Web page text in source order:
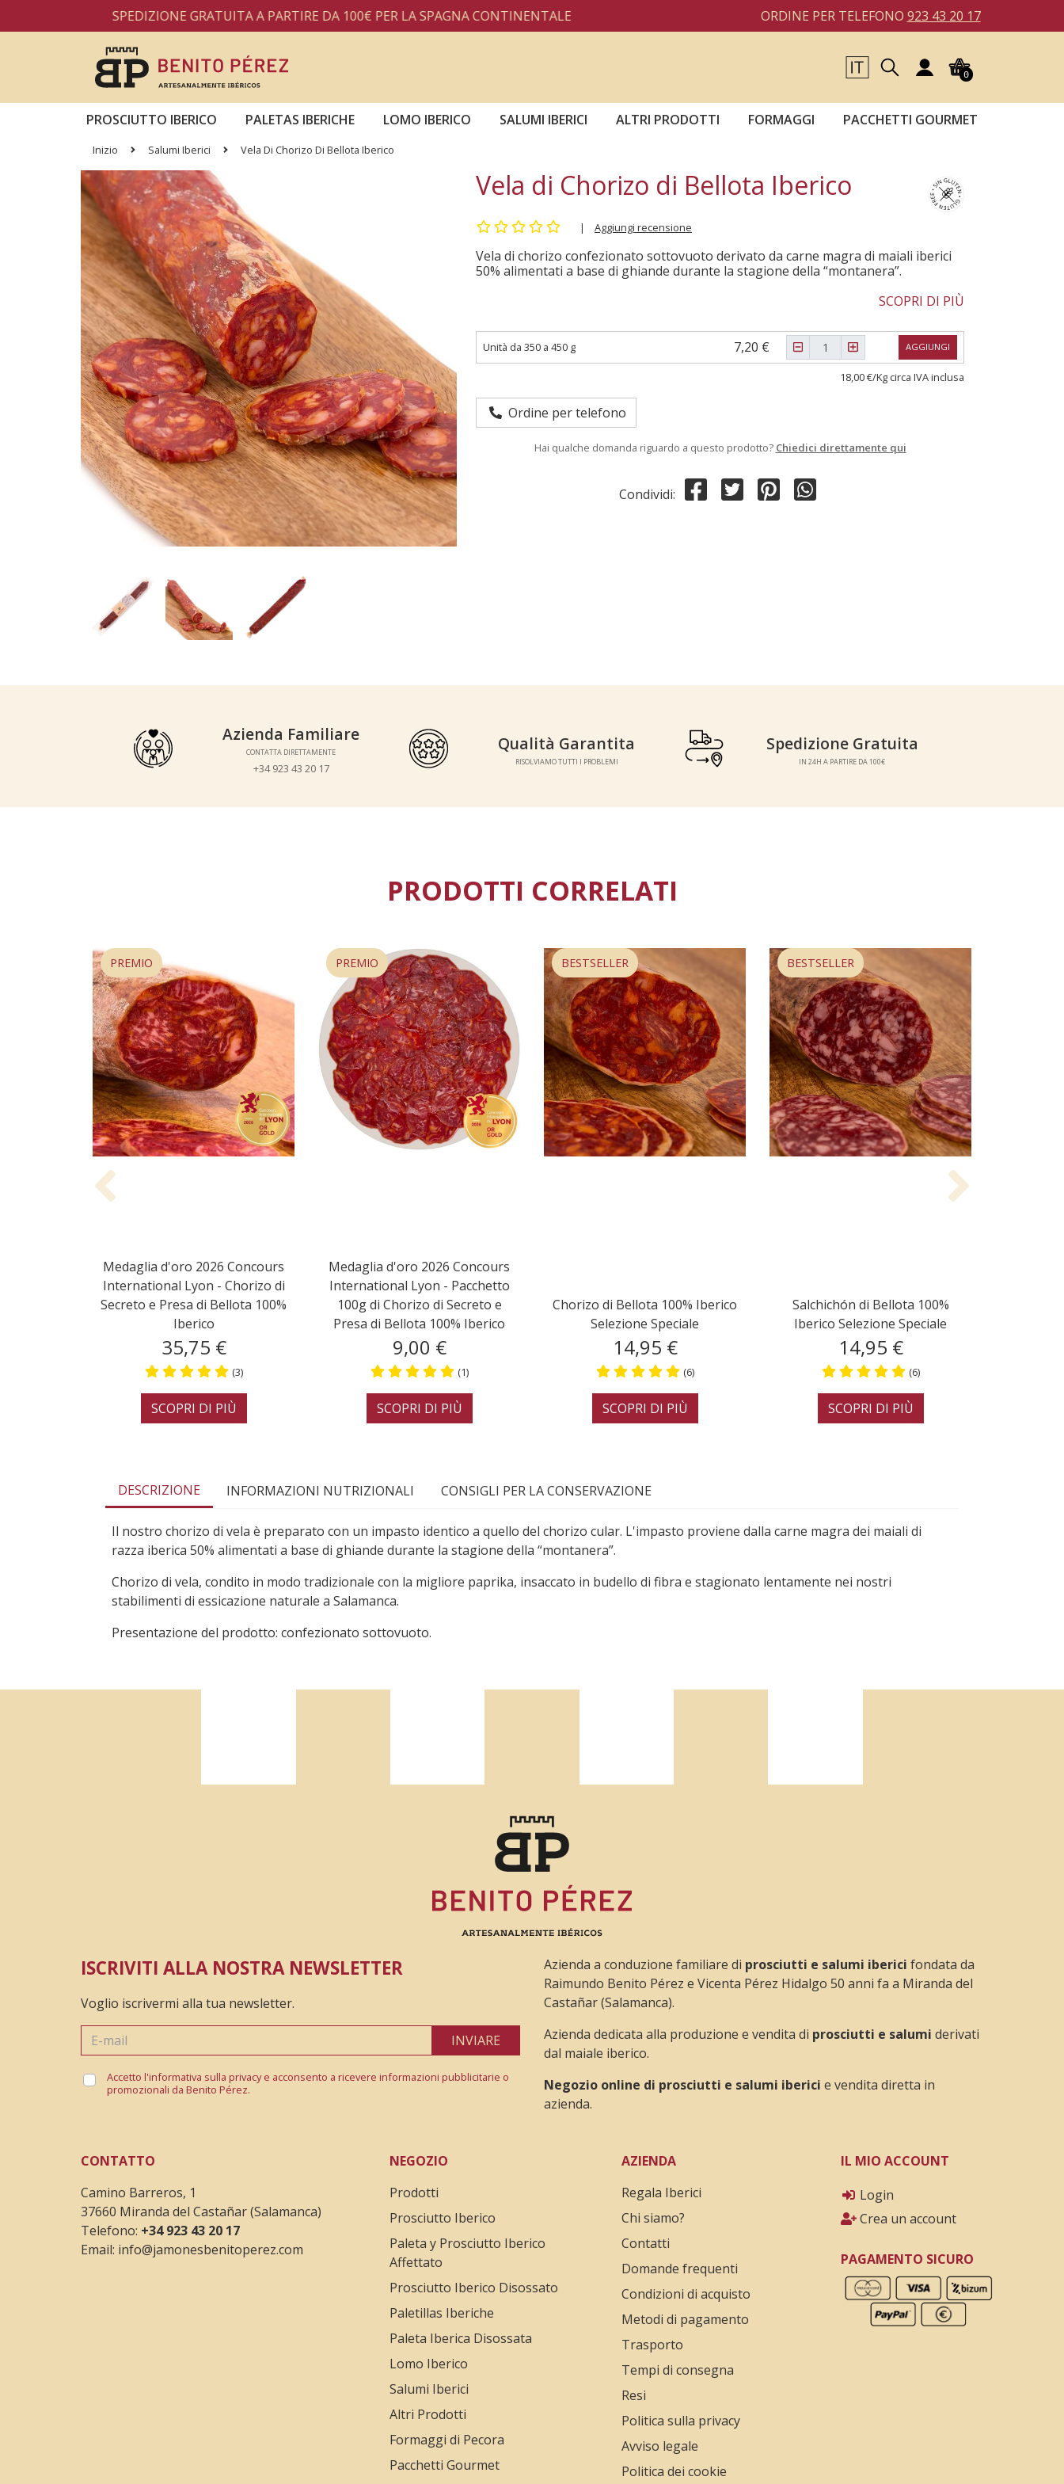
SPEDIZIONE GRATUITA A PARTIRE DA 100€ PER LA SPAGNA CONTINENTALE ORDINE PER TELEFONO923 43 20 17
0
PROSCIUTTO IBERICO PALETAS IBERICHE LOMO IBERICO SALUMI IBERICI ALTRI PRODOTTI FORMAGGI PACCHETTI GOURMET
Inizio Salumi Iberici Vela Di Chorizo Di Bellota Iberico
Vela di Chorizo di Bellota Iberico
| Aggiungi recensione
Vela di chorizo confezionato sottovuoto derivato da carne magra di maiali iberici
50% alimentati a base di ghiande durante la stagione della “montanera”.
SCOPRI DI PIÙ
Unità da 350 a 450 g 7,20 € AGGIUNGI
18,00 €/Kg circa IVA inclusa
Ordine per telefono
Hai qualche domanda riguardo a questo prodotto? Chiedici direttamente qui
Condividi:
Azienda Familiare
CONTATTA DIRETTAMENTE
+34 923 43 20 17
Azienda Familiare
CONTATTA DIRETTAMENTE
+34 923 43 20 17
Qualità Garantita
RISOLVIAMO TUTTI I PROBLEMI
Qualità Garantita
RISOLVIAMO TUTTI I PROBLEMI
Spedizione Gratuita
IN 24H A PARTIRE DA 100€
Spedizione Gratuita
IN 24H A PARTIRE DA 100€
PRODOTTI CORRELATI
BESTSELLER
Chorizo di Bellota 100% Iberico
Selezione Speciale
(6)
SCOPRI DI PIÙ
BESTSELLER
Salchichón di Bellota 100%
Iberico Selezione Speciale
(6)
SCOPRI DI PIÙ
ESAURITO
Morcón di Bellota Iberico
(4)
Chorizo di Bellota Iberico Cular
(2)
Salchichón di Bellota
Previous
DESCRIZIONE INFORMAZIONI NUTRIZIONALI CONSIGLI PER LA CONSERVAZIONE
Il nostro chorizo di vela è preparato con un impasto identico a quello del chorizo cular. L'impasto proviene dalla carne magra dei maiali di
razza iberica 50% alimentati a base di ghiande durante la stagione della “montanera”.
Chorizo di vela, condito in modo tradizionale con la migliore paprika, insaccato in budello di fibra e stagionato lentamente nei nostri
stabilimenti di essicazione naturale a Salamanca.
Presentazione del prodotto: confezionato sottovuoto.
ISCRIVITI ALLA NOSTRA NEWSLETTER
Voglio iscrivermi alla tua newsletter.
INVIARE
Accetto l'informativa sulla privacy e acconsento a ricevere informazioni pubblicitarie o
promozionali da Benito Pérez.
Azienda a conduzione familiare di prosciutti e salumi iberici fondata da
Raimundo Benito Pérez e Vicenta Pérez Hidalgo 50 anni fa a Miranda del
Castañar (Salamanca).
Azienda dedicata alla produzione e vendita di prosciutti e salumi derivati
dal maiale iberico.
Negozio online di prosciutti e salumi iberici e vendita diretta in
azienda.
CONTATTO
Camino Barreros, 1
37660 Miranda del Castañar (Salamanca)
Telefono: +34 923 43 20 17
Email: info@jamonesbenitoperez.com
NEGOZIO
Prodotti
Prosciutto Iberico
Paleta y Prosciutto Iberico
Affettato
Prosciutto Iberico Disossato
Paletillas Iberiche
Paleta Iberica Disossata
Lomo Iberico
Salumi Iberici
Altri Prodotti
Formaggi di Pecora
Pacchetti Gourmet
AZIENDA
Regala Iberici
Chi siamo?
Contatti
Domande frequenti
Condizioni di acquisto
Metodi di pagamento
Trasporto
Tempi di consegna
Resi
Politica sulla privacy
Avviso legale
Politica dei cookie
IL MIO ACCOUNT
Login
Crea un account
PAGAMENTO SICURO